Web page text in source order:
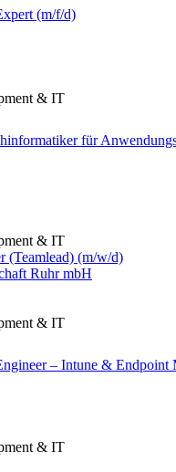
(m/f/d)
& IT
für
& IT
(Teamlead) (m/w/d)
Ruhr mbH
& IT
– Intune & Endpoint
& IT